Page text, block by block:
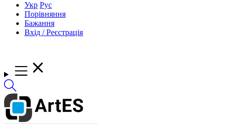
Укр Рус
Порівняння
Бажання
Вхід / Реєстрація